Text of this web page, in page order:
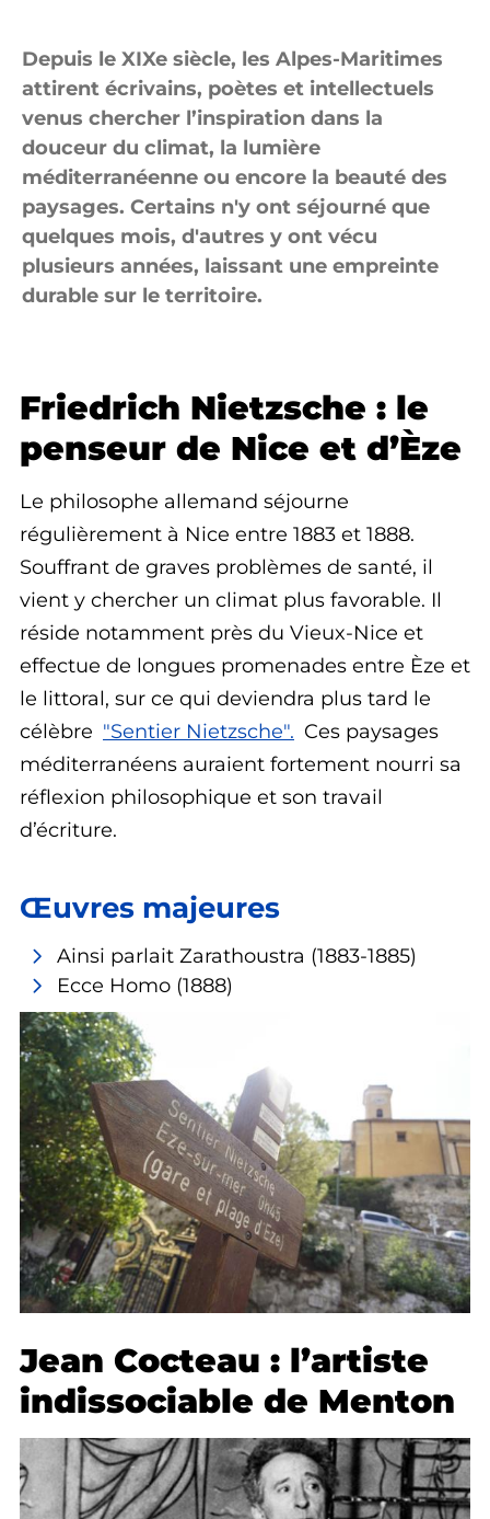
Depuis le XIXe siècle, les Alpes-Maritimes
attirent écrivains, poètes et intellectuels
venus chercher l’inspiration dans la
douceur du climat, la lumière
méditerranéenne ou encore la beauté des
paysages. Certains n'y ont séjourné que
quelques mois, d'autres y ont vécu
plusieurs années, laissant une empreinte
durable sur le territoire.
Friedrich Nietzsche : le
penseur de Nice et d’Èze
Le philosophe allemand séjourne
régulièrement à Nice entre 1883 et 1888.
Souffrant de graves problèmes de santé, il
vient y chercher un climat plus favorable. Il
réside notamment près du Vieux-Nice et
effectue de longues promenades entre Èze et
le littoral, sur ce qui deviendra plus tard le
célèbre "Sentier Nietzsche". Ces paysages
méditerranéens auraient fortement nourri sa
réflexion philosophique et son travail
d’écriture.
Œuvres majeures
Ainsi parlait Zarathoustra (1883-1885)
Ecce Homo (1888)
Jean Cocteau : l’artiste
indissociable de Menton